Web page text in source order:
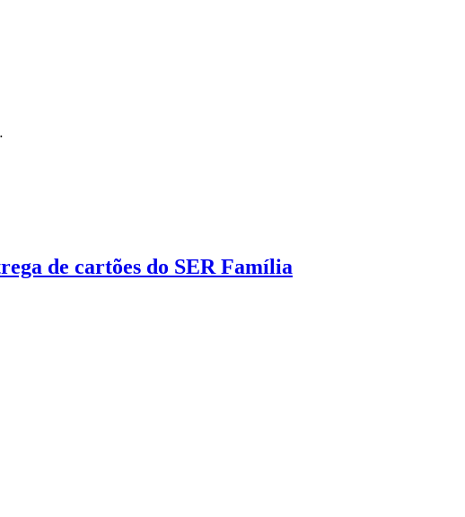
de cartões do SER Família